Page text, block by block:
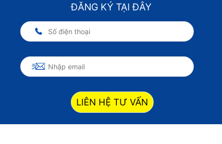
ĐĂNG KÝ TẠI ĐÂY
LIÊN HỆ TƯ VẤN